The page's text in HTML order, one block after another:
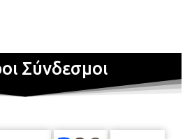
Σύνδεσμοι